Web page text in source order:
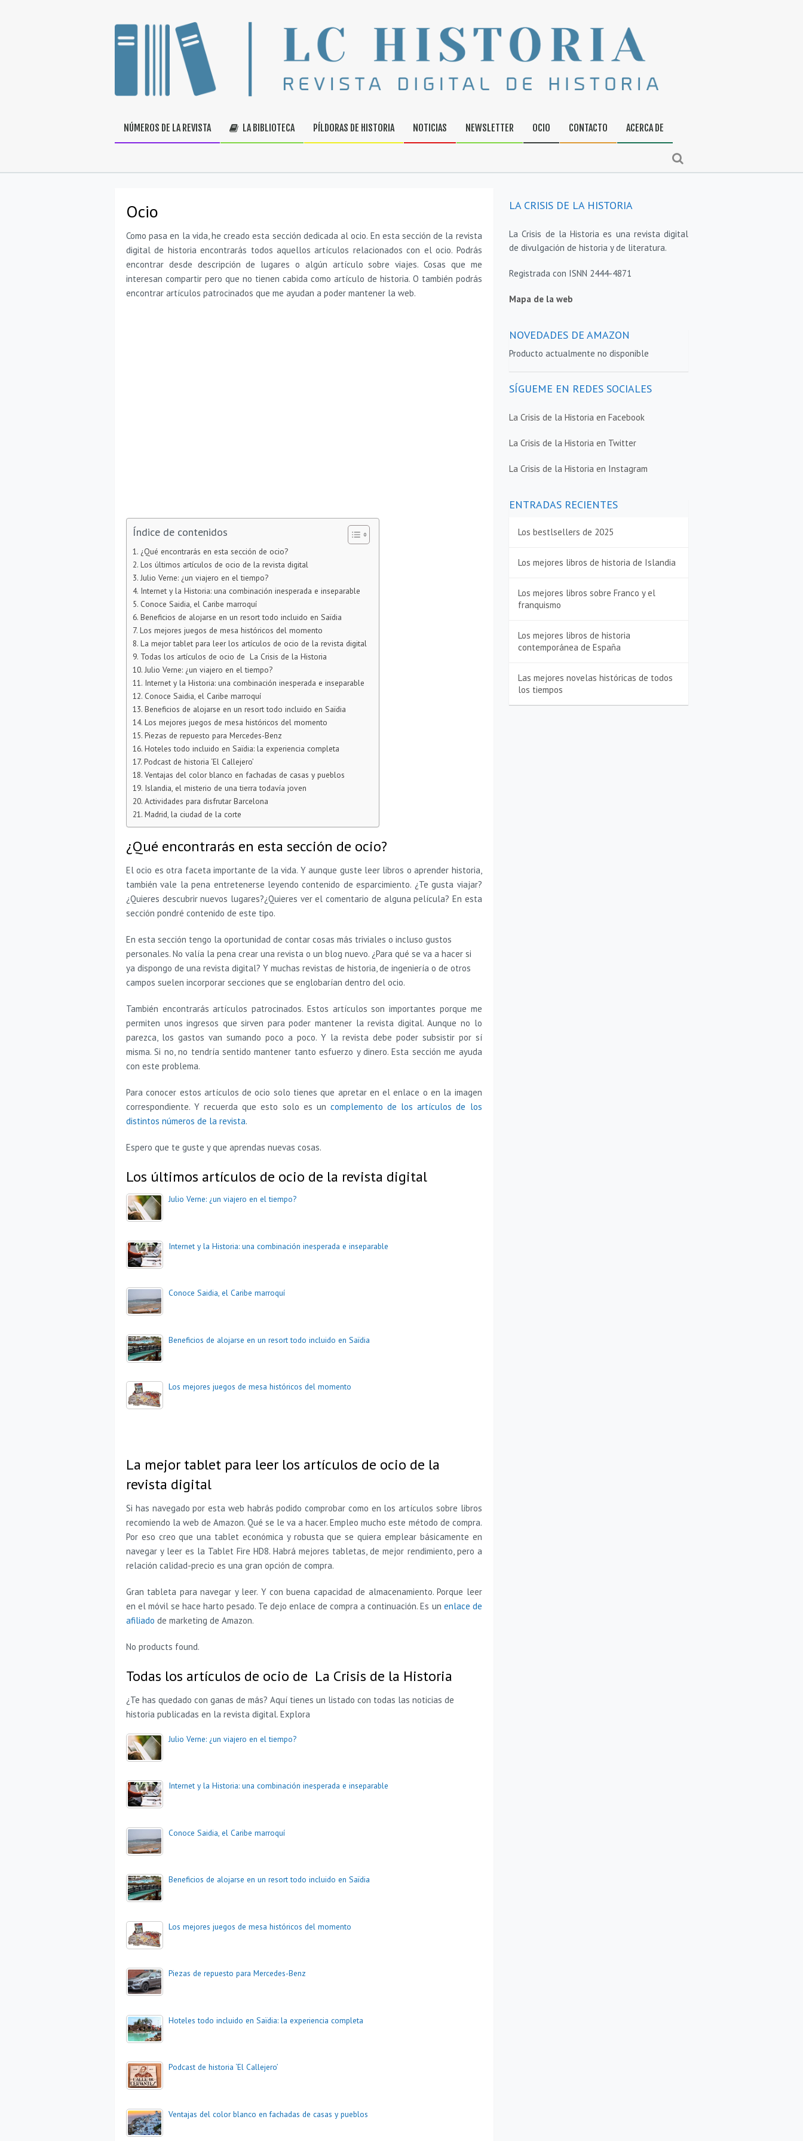
NÚMEROS DE LA REVISTA LA BIBLIOTECA PÍLDORAS DE HISTORIA NOTICIAS NEWSLETTER OCIO CONTACTO ACERCA DE
Ocio
Como pasa en la vida, he creado esta sección dedicada al ocio. En esta sección de la revista
digital de historia encontrarás todos aquellos artículos relacionados con el ocio. Podrás
encontrar desde descripción de lugares o algún artículo sobre viajes. Cosas que me
interesan compartir pero que no tienen cabida como artículo de historia. O también podrás
encontrar artículos patrocinados que me ayudan a poder mantener la web.
Índice de contenidos
¿Qué encontrarás en esta sección de ocio?
Los últimos artículos de ocio de la revista digital
Julio Verne: ¿un viajero en el tiempo?
Internet y la Historia: una combinación inesperada e inseparable
Conoce Saidia, el Caribe marroquí
Beneficios de alojarse en un resort todo incluido en Saïdia
Los mejores juegos de mesa históricos del momento
La mejor tablet para leer los artículos de ocio de la revista digital
Todas los artículos de ocio de La Crisis de la Historia
Julio Verne: ¿un viajero en el tiempo?
Internet y la Historia: una combinación inesperada e inseparable
Conoce Saidia, el Caribe marroquí
Beneficios de alojarse en un resort todo incluido en Saïdia
Los mejores juegos de mesa históricos del momento
Piezas de repuesto para Mercedes-Benz
Hoteles todo incluido en Saïdia: la experiencia completa
Podcast de historia ‘El Callejero’
Ventajas del color blanco en fachadas de casas y pueblos
Islandia, el misterio de una tierra todavía joven
Actividades para disfrutar Barcelona
Madrid, la ciudad de la corte
¿Qué encontrarás en esta sección de ocio?
El ocio es otra faceta importante de la vida. Y aunque guste leer libros o aprender historia,
también vale la pena entretenerse leyendo contenido de esparcimiento. ¿Te gusta viajar?
¿Quieres descubrir nuevos lugares?¿Quieres ver el comentario de alguna película? En esta
sección pondré contenido de este tipo.
En esta sección tengo la oportunidad de contar cosas más triviales o incluso gustos
personales. No valía la pena crear una revista o un blog nuevo. ¿Para qué se va a hacer si
ya dispongo de una revista digital? Y muchas revistas de historia, de ingeniería o de otros
campos suelen incorporar secciones que se englobarían dentro del ocio.
También encontrarás artículos patrocinados. Estos artículos son importantes porque me
permiten unos ingresos que sirven para poder mantener la revista digital. Aunque no lo
parezca, los gastos van sumando poco a poco. Y la revista debe poder subsistir por sí
misma. Si no, no tendría sentido mantener tanto esfuerzo y dinero. Esta sección me ayuda
con este problema.
Para conocer estos artículos de ocio solo tienes que apretar en el enlace o en la imagen
correspondiente. Y recuerda que esto solo es un complemento de los artículos de los
distintos números de la revista.
Espero que te guste y que aprendas nuevas cosas.
Los últimos artículos de ocio de la revista digital
Julio Verne: ¿un viajero en el tiempo?
Internet y la Historia: una combinación inesperada e inseparable
Conoce Saidia, el Caribe marroquí
Beneficios de alojarse en un resort todo incluido en Saïdia
Los mejores juegos de mesa históricos del momento
La mejor tablet para leer los artículos de ocio de la
revista digital
Si has navegado por esta web habrás podido comprobar como en los artículos sobre libros
recomiendo la web de Amazon. Qué se le va a hacer. Empleo mucho este método de compra.
Por eso creo que una tablet económica y robusta que se quiera emplear básicamente en
navegar y leer es la Tablet Fire HD8. Habrá mejores tabletas, de mejor rendimiento, pero a
relación calidad-precio es una gran opción de compra.
Gran tableta para navegar y leer. Y con buena capacidad de almacenamiento. Porque leer
en el móvil se hace harto pesado. Te dejo enlace de compra a continuación. Es un enlace de
afiliado de marketing de Amazon.
No products found.
Todas los artículos de ocio de La Crisis de la Historia
¿Te has quedado con ganas de más? Aquí tienes un listado con todas las noticias de
historia publicadas en la revista digital. Explora
Julio Verne: ¿un viajero en el tiempo?
Internet y la Historia: una combinación inesperada e inseparable
Conoce Saidia, el Caribe marroquí
Beneficios de alojarse en un resort todo incluido en Saïdia
Los mejores juegos de mesa históricos del momento
Piezas de repuesto para Mercedes-Benz
Hoteles todo incluido en Saïdia: la experiencia completa
Podcast de historia ‘El Callejero’
Ventajas del color blanco en fachadas de casas y pueblos
LA CRISIS DE LA HISTORIA
La Crisis de la Historia es una revista digital
de divulgación de historia y de literatura.
Registrada con ISNN 2444-4871
Mapa de la web
NOVEDADES DE AMAZON
Producto actualmente no disponible
SÍGUEME EN REDES SOCIALES
La Crisis de la Historia en Facebook
La Crisis de la Historia en Twitter
La Crisis de la Historia en Instagram
ENTRADAS RECIENTES
Los bestlsellers de 2025
Los mejores libros de historia de Islandia
Los mejores libros sobre Franco y el
franquismo
Los mejores libros de historia
contemporánea de España
Las mejores novelas históricas de todos
los tiempos